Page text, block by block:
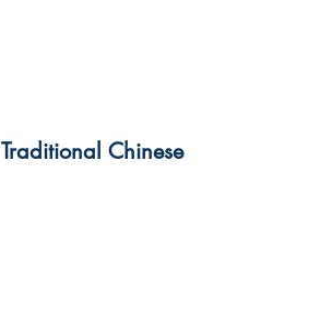
Traditional Chinese